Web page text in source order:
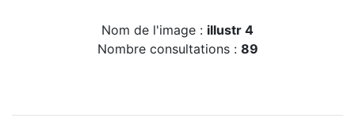
Nom de l'image : illustr 4
Nombre consultations : 89